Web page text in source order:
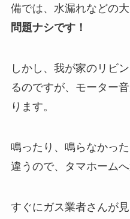
備では、水漏れなどの
問題ナシです！
しかし、我が家のリビ
るのですが、モーター
ります。
鳴ったり、鳴らなかっ
違うので、タマホームへ
すぐにガス業者さんが